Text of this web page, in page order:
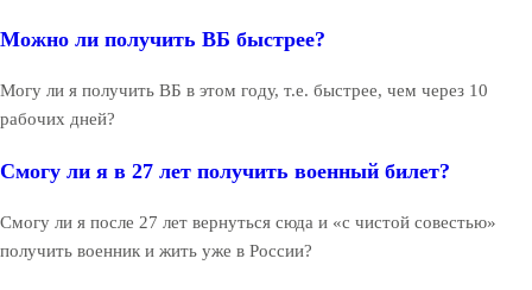
Можно ли получить ВБ быстрее?
Могу ли я получить ВБ в этом году, т.е. быстрее, чем через 10
рабочих дней?
Смогу ли я в 27 лет получить военный билет?
Смогу ли я после 27 лет вернуться сюда и «с чистой совестью»
получить военник и жить уже в России?